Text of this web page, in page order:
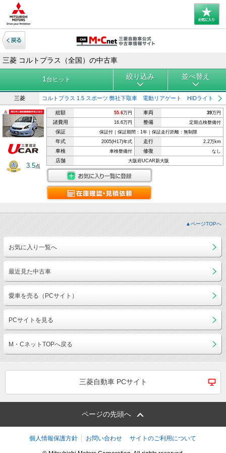
三菱 コルトプラス（全国）の中古車
1 台ヒット 絞り込み 並べ替え
三菱 コルトプラス 1.5 スポーツ 弊社下取車 電動リアゲート HIDライト
3.5点
総額 55.6万円 車両 39万円
諸費用 16.6万円 整備 定期点検整備付
保証 保証付｜保証期間：1年｜保証走行距離：無制限
年式 2005(H17)年式 走行 2.2万km
車検 車検整備付 修復 なし
店舗 大阪府UCAR新大阪
▲ページTOPへ
お気に入り一覧へ
最近見た中古車
愛車を売る（PCサイト）
PCサイトを見る
M・CネットTOPへ戻る
三菱自動車 PCサイト
ページの先頭へ
個人情報保護方針 お問い合わせ サイトのご利用について